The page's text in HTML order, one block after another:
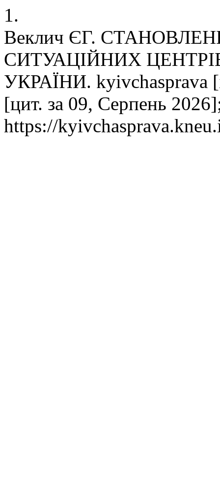
1.
Веклич ЄГ.
СИТУАЦІЙНИХ
УКРАЇНИ. kyivchasprava
[цит. за 09, Серпень
https://